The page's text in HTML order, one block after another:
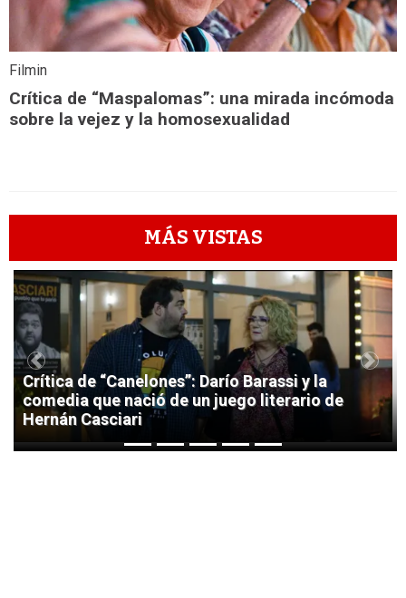
Filmin
Crítica de “Maspalomas”: una mirada incómoda
sobre la vejez y la homosexualidad
MÁS VISTAS
1
Crítica de “Canelones”: Darío Barassi y la
comedia que nació de un juego literario de
Hernán Casciari
Previous Next